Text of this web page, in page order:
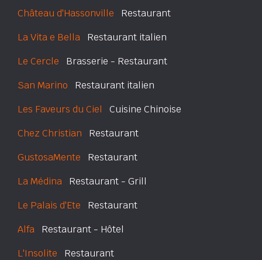
Château d'Hassonville Restaurant
La Vita e Bella Restaurant italien
Le Cercle Brasserie - Restaurant
San Marino Restaurant italien
Les Faveurs du Ciel Cuisine Chinoise
Chez Christian Restaurant
GustosaMente Restaurant
La Médina Restaurant - Grill
Le Palais d'Ete Restaurant
Alfa Restaurant - Hôtel
L'Insolite Restaurant